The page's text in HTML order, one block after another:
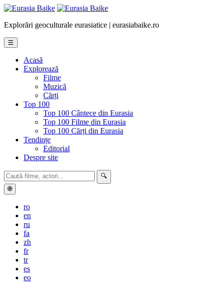
Explorări geoculturale eurasiatice | eurasiabaike.ro
☰
Acasă
Explorează
Filme
Muzică
Cărți
Top 100
Top 100 Cântece din Eurasia
Top 100 Filme din Eurasia
Top 100 Cărți din Eurasia
Tendințe
Editorial
Despre site
🔍
🌐
ro
en
ru
fa
zh
fr
tr
es
eo